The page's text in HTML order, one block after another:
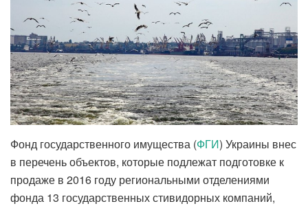
Фонд государственного имущества (ФГИ) Украины внес
в перечень объектов, которые подлежат подготовке к
продаже в 2016 году региональными отделениями
фонда 13 государственных стивидорных компаний,